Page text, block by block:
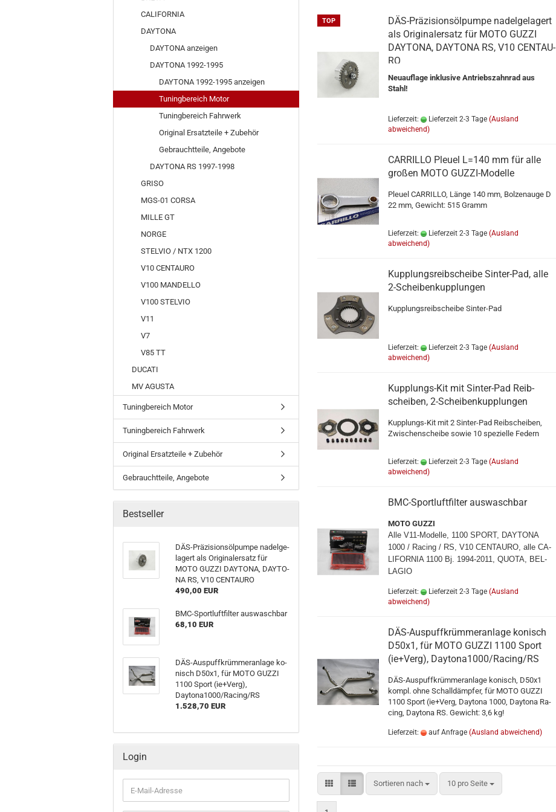
TOP
DÄS-​Prä­zi­si­ons­öl­pum­pe na­del­ge­la­gert
als Ori­gi­nal­er­satz für MOTO GUZZI
DAY­TO­NA, DAY­TO­NA RS, V10 CEN­TAU­
RO
Neu­auf­la­ge in­klu­si­ve An­triebs­zahn­rad aus
Stahl!
Lieferzeit: Lieferzeit 2-3 Tage (Ausland
abweichend)
CAR­RIL­LO Pleu­el L=140 mm für alle
gro­ßen MOTO GUZZI-​​Mo­del­le
Pleu­el CAR­RIL­LO, Länge 140 mm, Bol­zen­au­ge D
22 mm, Ge­wicht: 515 Gramm
Lieferzeit: Lieferzeit 2-3 Tage (Ausland
abweichend)
Kupp­lungs­reib­schei­be Sinter-​​Pad, alle
2-​Schei­ben­kupp­lun­gen
Kupp­lungs­reib­schei­be Sinter-​Pad
Lieferzeit: Lieferzeit 2-3 Tage (Ausland
abweichend)
Kupplungs-​​Kit mit Sinter-​​Pad Reib­
schei­ben, 2-​Schei­ben­kupp­lun­gen
Kupplungs-​Kit mit 2 Sinter-​Pad Reib­schei­ben,
Zwi­schen­schei­be sowie 10 spe­zi­el­le Fe­dern
Lieferzeit: Lieferzeit 2-3 Tage (Ausland
abweichend)
BMC-​Sport­luft­fil­ter aus­wasch­bar
MOTO GUZZI
Alle V11-​Modelle, 1100 SPORT, DAY­TO­NA
1000 / Ra­cing / RS, V10 CEN­TAU­RO, alle CA­
LI­FOR­NIA 1100 Bj. 1994-​2011, QUOTA, BEL­
LAGIO
Lieferzeit: Lieferzeit 2-3 Tage (Ausland
abweichend)
DÄS-​Aus­puff­krüm­mer­an­la­ge ko­nisch
D50x1, für MOTO GUZZI 1100 Sport
(ie+Verg), Daytona1000/Ra­cing/RS
DÄS-​Auspuffkrümmeranlage ko­nisch, D50x1
kompl. ohne Schall­dämp­fer, für MOTO GUZZI
1100 Sport (ie+Verg, Day­to­na 1000, Day­to­na Ra­
cing, Day­to­na RS. Ge­wicht: 3,6 kg!
Lieferzeit: auf Anfrage (Ausland abweichend)
Sortieren nach
Sortieren nach 10 pro Seite
pro Seite
CALIFORNIA
DAYTONA
DAYTONA anzeigen
DAYTONA 1992-1995
DAYTONA 1992-1995 anzeigen
Tuningbereich Motor
Tuningbereich Fahrwerk
Original Ersatzteile + Zubehör
Gebrauchtteile, Angebote
DAYTONA RS 1997-1998
GRISO
MGS-01 CORSA
MILLE GT
NORGE
STELVIO / NTX 1200
V10 CENTAURO
V100 MANDELLO
V100 STELVIO
V11
V7
V85 TT
DUCATI
MV AGUSTA
Tuningbereich Motor
Tuningbereich Fahrwerk
Original Ersatzteile + Zubehör
Gebrauchtteile, Angebote
Bestseller
DÄS-​Präzisionsölpumpe na­del­ge­
la­gert als Ori­gi­nal­er­satz für
MOTO GUZZI DAY­TO­NA, DAY­TO­
NA RS, V10 CEN­TAU­RO
490,00 EUR
BMC-​Sportluftfilter aus­wasch­bar
68,10 EUR
DÄS-​Auspuffkrümmeranlage ko­
nisch D50x1, für MOTO GUZZI
1100 Sport (ie+Verg),
Daytona1000/Ra­cing/RS
1.528,70 EUR
Login
E-
Mail-